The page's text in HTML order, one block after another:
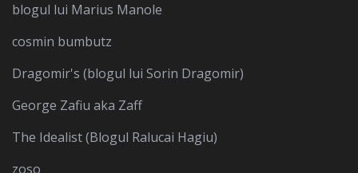
blogul lui Marius Manole
cosmin bumbutz
Dragomir's (blogul lui Sorin Dragomir)
George Zafiu aka Zaff
The Idealist (Blogul Ralucai Hagiu)
zoso